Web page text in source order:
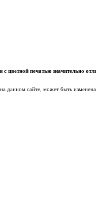
печатью значительно
данном сайте, может быть